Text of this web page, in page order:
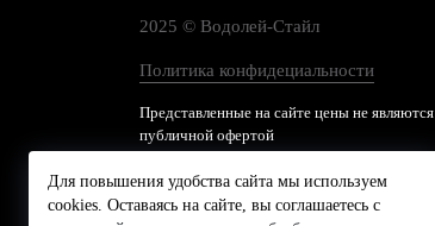
2025 © Водолей-Cтайл
Политика конфидециальности
Представленные на сайте цены не являются
публичной офертой
Для повышения удобства сайта мы используем
cookies. Оставаясь на сайте, вы соглашаетесь с